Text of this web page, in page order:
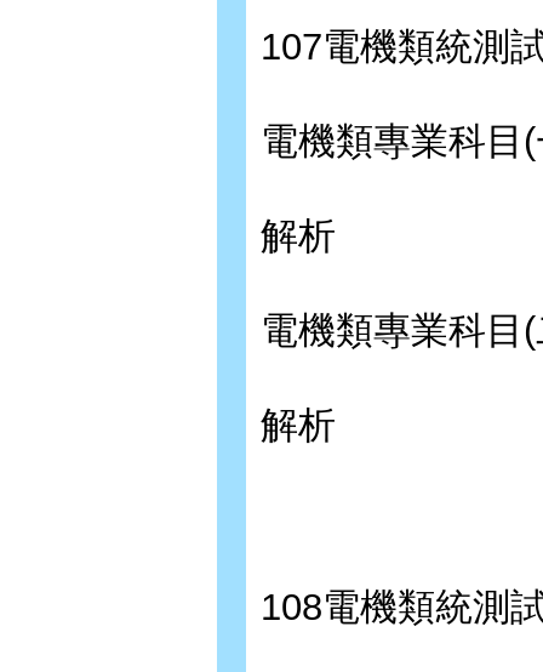
107電機類統測
電機類專業科目
解析
電機類專業科目
解析
108電機類統測